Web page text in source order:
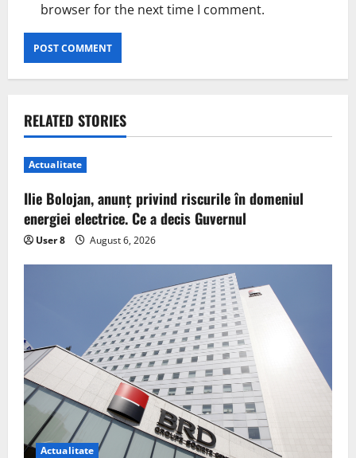
browser for the next time I comment.
RELATED STORIES
Actualitate
Ilie Bolojan, anunț privind riscurile în domeniul
energiei electrice. Ce a decis Guvernul
User 8 August 6, 2026
Actualitate